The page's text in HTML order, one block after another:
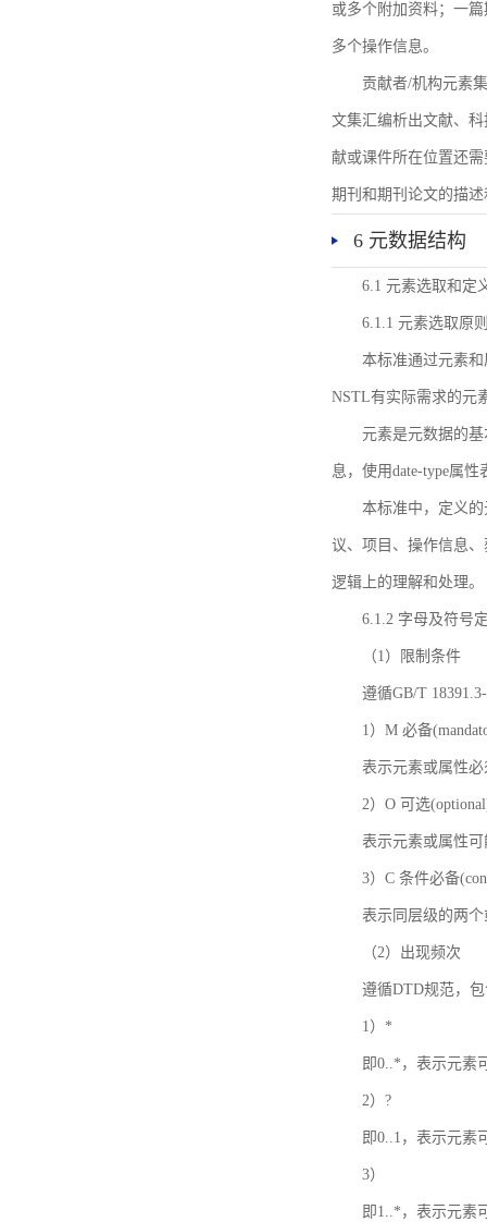
或多个附加资料；一
多个操作信息。
贡献者/机构元素
文集汇编析出文献、
献或课件所在位置还
期刊和期刊论文的描
6 元数据结构
6.1 元素选取和定
6.1.1 元素选取原
本标准通过元素
NSTL有实际需求的元
元素是元数据的
息，使用date-type属
本标准中，定义
议、项目、操作信息
逻辑上的理解和处理。
6.1.2 字母及符号
（1）限制条件
遵循GB/T
1）M 必备
表示元素或属性
2）O 可选
表示元素或属性
3）C 条件必备
表示同层级的两
（2）出现频次
遵循DTD规范，
1）*
即0..*，表示元素
2）?
即0..1，表示元素
3）
即1..*，表示元素